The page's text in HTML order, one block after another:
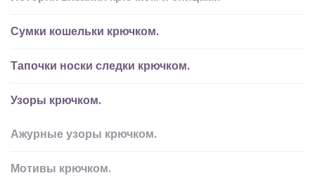
Сумки кошельки крючком.
Тапочки носки следки крючком.
Узоры крючком.
Ажурные узоры крючком.
Мотивы крючком.